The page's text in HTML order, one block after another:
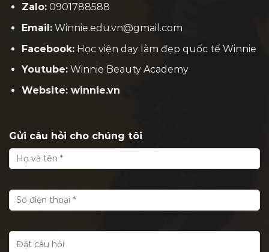
Zalo:0901788588
Email:Winnie.edu.vn@gmail.com
Facebook:Học viện dạy làm đẹp quốc tế Winnie
Youtube:Winnie Beauty Academy
Website: winnie.vn
Gửi câu hỏi cho chúng tôi